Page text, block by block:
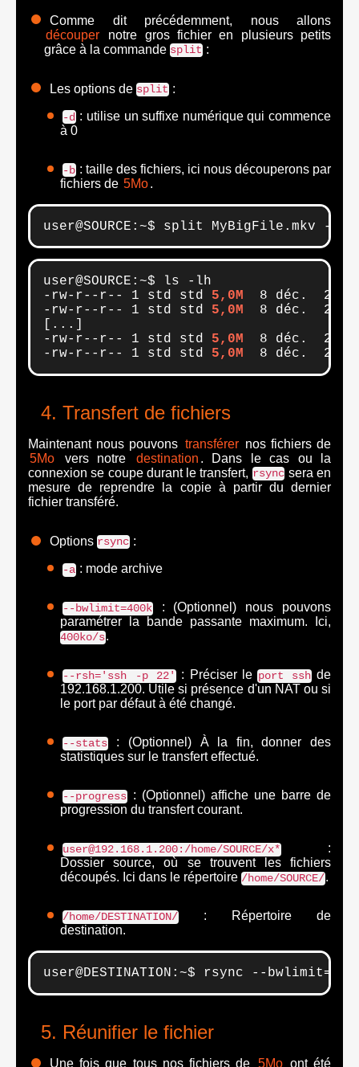
Comme dit précédemment, nous allons
découper
notre gros fichier en plusieurs petits
grâce à la commande split:
Les options de split:
-d: utilise un suffixe numérique qui commence
à 0
-b: taille des fichiers, ici nous découperons par
fichiers de 5Mo.
user@SOURCE:~$ split MyBigFile.mkv -d -
user@SOURCE:~$ ls -lh
-rw-r--r-- 1 std std 5,0M
8 déc.
-rw-r--r-- 1 std std 5,0M
8 déc.
[...]
-rw-r--r-- 1 std std 5,0M
8 déc.
-rw-r--r-- 1 std std 5,0M
8 déc.
Transfert de fichiers
Maintenant nous pouvons transférer nos fichiers de
5Mo
vers notre destination . Dans le cas ou la
connexion se coupe durant le transfert, rsync sera en
mesure de reprendre la copie à partir du dernier
fichier transféré.
Options rsync:
-a: mode archive
--bwlimit=400k: (Optionnel) nous pouvons
paramétrer la bande passante maximum. Ici,
400ko/s.
--rsh='ssh -p 22': Préciser leport sshde
192.168.1.200. Utile si présence d'un NAT ou si
le port par défaut à été changé.
--stats: (Optionnel) À la fin, donner des
statistiques sur le transfert effectué.
--progress: (Optionnel) affiche une barre de
progression du transfert courant.
user@192.168.1.200:/home/SOURCE/x*:
Dossier source, où se trouvent les fichiers
découpés. Ici dans le répertoire /home/SOURCE/.
/home/DESTINATION/: Répertoire de
destination.
user@DESTINATION:~$ rsync --
Réunifier le fichier
Une fois que tous nos fichiers de 5Mo ont été